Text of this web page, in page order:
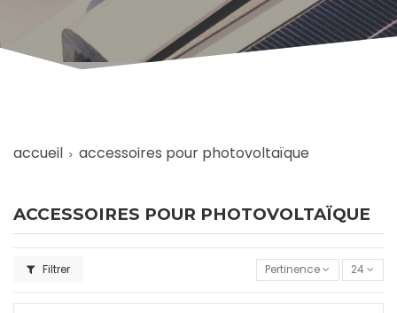
accueil accessoires pour photovoltaïque
ACCESSOIRES POUR PHOTOVOLTAÏQUE
Filtrer Pertinence 24